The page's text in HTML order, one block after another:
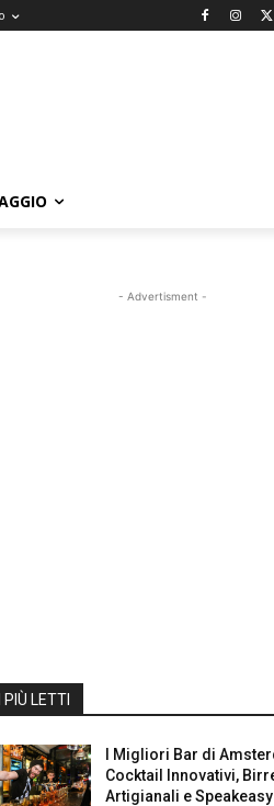
- Advertisment -
I PIÙ LETTI
I Migliori Bar di
Cocktail Innovativi,
Artigianali e Speakeasy